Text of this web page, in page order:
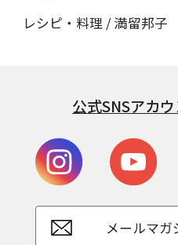
レシピ・料理 / 満留邦子
公式SNSアカ
メールマガ